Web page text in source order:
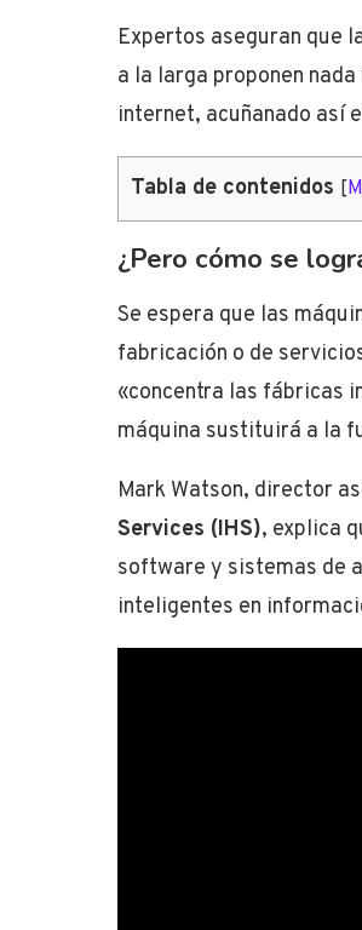
Expertos aseguran que
a la larga proponen
internet, acuñanado así
Tabla de contenidos [
¿Pero cómo se
Se espera que las
fabricación o de
«concentra las fábricas
máquina sustituirá a la
Mark Watson, director
Services (IHS), explica
software y sistemas de
inteligentes en